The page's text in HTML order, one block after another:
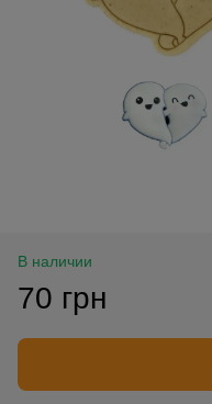
В наличии
70 грн